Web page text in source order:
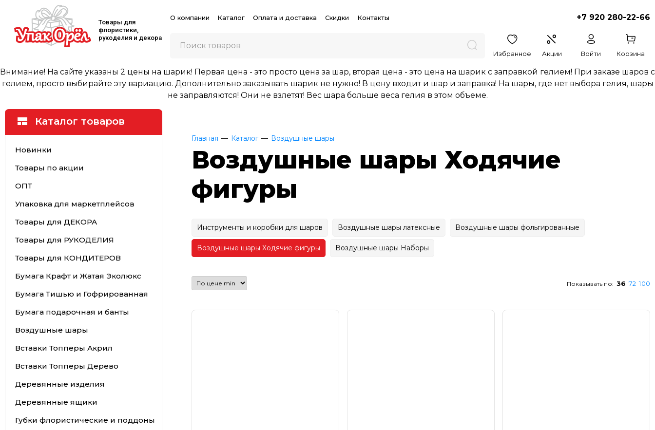
Товары для
флористики,
рукоделия и декора
О компании Каталог Оплата и доставка Скидки Контакты +7 920 280-22-66
Избранное Акции Войти Корзина
Внимание! На сайте указаны 2 цены на шарик! Первая цена - это просто цена за шар, вторая цена - это цена на шарик с заправкой гелием! При заказе шаров с
гелием, просто выбирайте эту вариацию. Дополнительно заказывать шарик не нужно! В цену входит и шар и заправка! На шары, где нет выбора гелия, шары
не заправляются! Они не взлетят! Вес шара больше веса гелия в этом объеме.
Главная Каталог Воздушные шары
Воздушные шары Ходячие
фигуры
Инструменты и коробки для шаров Воздушные шары латексные Воздушные шары фольгированные
Воздушные шары Ходячие фигуры Воздушные шары Наборы
Показывать по: 36 72 100
Каталог товаров
Новинки
Товары по акции
ОПТ
Упаковка для маркетплейсов
Товары для ДЕКОРА
Товары для РУКОДЕЛИЯ
Товары для КОНДИТЕРОВ
Бумага Крафт и Жатая Эколюкс
Бумага Тишью и Гофрированная
Бумага подарочная и банты
Воздушные шары
Вставки Топперы Акрил
Вставки Топперы Дерево
Деревянные изделия
Деревянные ящики
Губки флористические и поддоны